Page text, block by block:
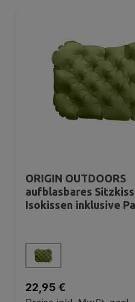
ORIGIN OUTDOORS
aufblasbares
Isokissen inklusive
Farbe
Regulärer Preis:
22,95 €